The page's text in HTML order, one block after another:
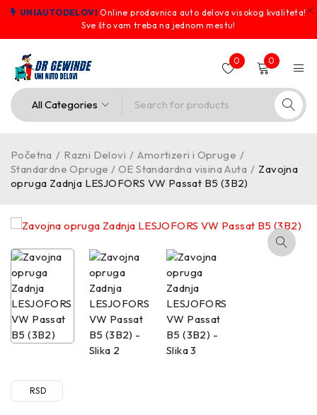
UNIAUTODELOVI Online prodavnica auto delova visokog kvaliteta!
Sve što vam treba na jednom mestu!
0 0
Početna / Razni Delovi / Amortizeri i Opruge /
Standardne Opruge / OE Standardna visina Auta / Zavojna
opruga Zadnja LESJOFORS VW Passat B5 (3B2)
RSD